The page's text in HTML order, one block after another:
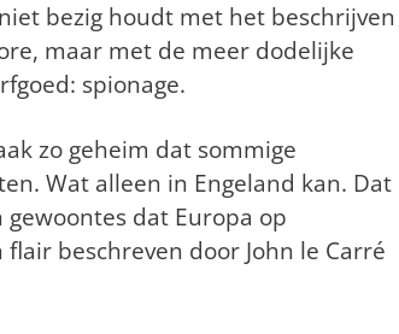
bezig houdt met het beschrijven
maar met de meer dodelijke
spionage.
zo geheim dat sommige
Wat alleen in Engeland kan. Dat
dat Europa op
beschreven door John le Carré